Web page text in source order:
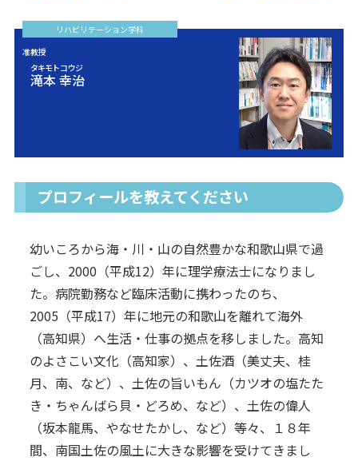
リハビリ テーション学科
准教授
タキモト コウジ
滝本 幸治
プロフィールを教えてください
幼いころから海・川・山の自然豊かな和歌山県で過
ごし、2000（平成12）年に理学療法士になりまし
た。病院勤務など臨床活動に携わったのち、
2005（平成17）年に地元の和歌山を離れて海外
（高知県）へ生活・仕事の拠点を移しました。高知
のよさこい文化（高知家）、土佐酒（美丈夫、桂
月、南、など）、土佐の旨いもん（カツオの塩たた
き・ちゃんばら貝・どろめ、など）、土佐の偉人
（坂本龍馬、やなせたかし、など）等々、１８年
間、南国土佐の風土に大きな影響を受けてきまし